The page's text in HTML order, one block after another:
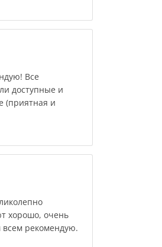
Все
доступные и
(приятная и
хорошо, очень
всем рекомендую.